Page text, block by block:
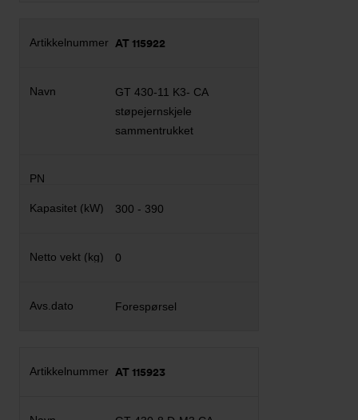
AT 115922
GT 430-11 K3- CA
støpejernskjele
sammentrukket
300 - 390
0
Forespørsel
AT 115923